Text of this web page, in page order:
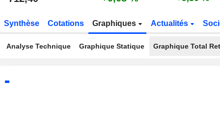
Synthèse Cotations Graphiques Actualités
Analyse Technique Graphique Statique Graphique Total